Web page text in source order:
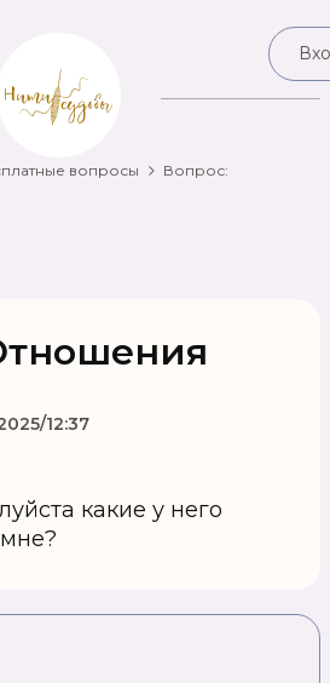
вопросы
Вопрос:
12:37
какие у него